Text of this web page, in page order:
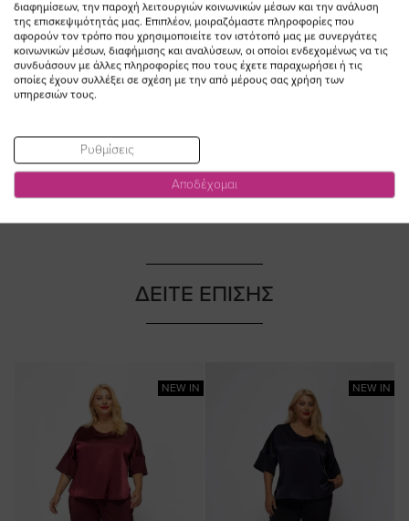
ΠΡΟΣΘΗΚΗ ΣΤΟ
ΚΑΛΑΘΙ
Skorts με λευκό φυτίλι σε μαύρο
χρώμα
ΠΡΟΣΘΗΚΗ ΣΤΟ
ΚΑΛΑΘΙ
Μυτερή μπότα cowboy με
τακούνι σε κόκκινο χρώμα
NEW IN NEW IN
ΔΕΙΤΕ ΕΠΙΣΗΣ
διαφημίσεων, την παροχή λειτουργιών κοινωνικών μέσων και την ανάλυση
της επισκεψιμότητάς μας. Επιπλέον, μοιραζόμαστε πληροφορίες που
αφορούν τον τρόπο που χρησιμοποιείτε τον ιστότοπό μας με συνεργάτες
κοινωνικών μέσων, διαφήμισης και αναλύσεων, οι οποίοι ενδεχομένως να τις
συνδυάσουν με άλλες πληροφορίες που τους έχετε παραχωρήσει ή τις
οποίες έχουν συλλέξει σε σχέση με την από μέρους σας χρήση των
υπηρεσιών τους.
Ρυθμίσεις
Αποδέχομαι